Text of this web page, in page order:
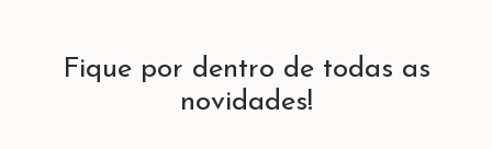
Fique por dentro de todas as
novidades!